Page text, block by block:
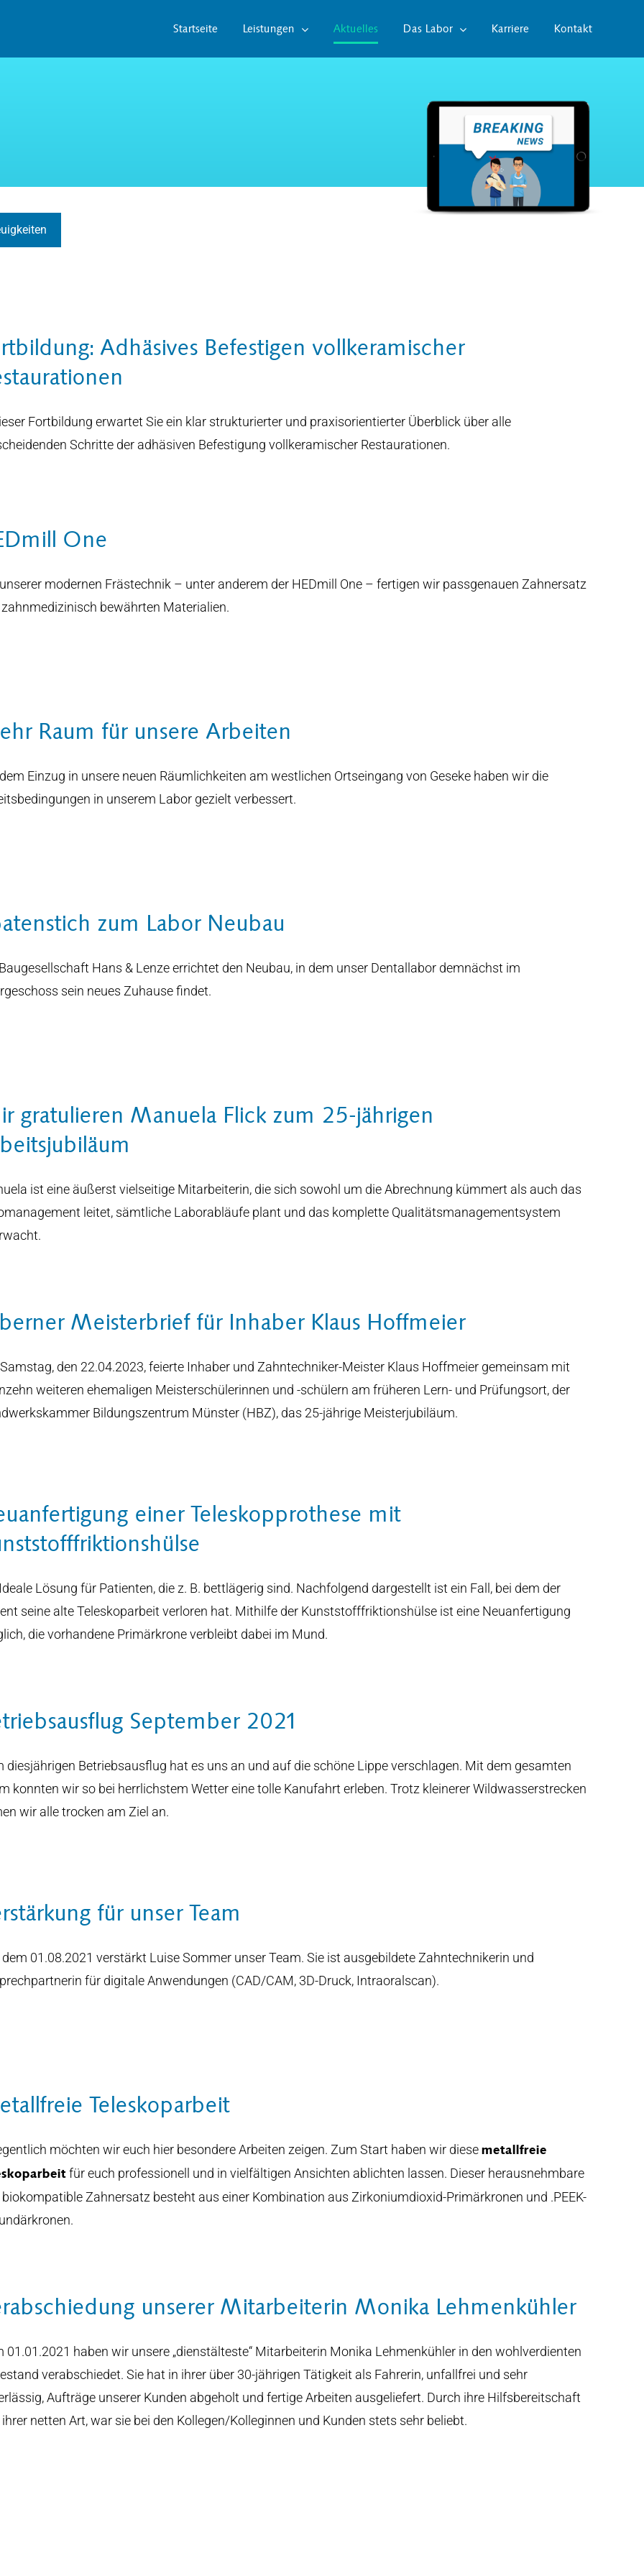
Startseite Leistungen Aktuelles Das Labor Karriere Kontakt
Adhäsives Befestigen vollkeramischer
Fortbildung erwartet Sie ein klar strukturierter und praxisorientierter Überblick über alle
Schritte der adhäsiven Befestigung vollkeramischer Restaurationen.
One
modernen Frästechnik – unter anderem der HEDmill One – fertigen wir passgenauen Zahnersatz
bewährten Materialien.
Raum für unsere Arbeiten
Einzug in unsere neuen Räumlichkeiten am westlichen Ortseingang von Geseke haben wir die
in unserem Labor gezielt verbessert.
zum Labor Neubau
Hans & Lenze errichtet den Neubau, in dem unser Dentallabor demnächst im
sein neues Zuhause findet.
gratulieren Manuela Flick zum 25-jährigen
ist eine äußerst vielseitige Mitarbeiterin, die sich sowohl um die Abrechnung kümmert als auch das
leitet, sämtliche Laborabläufe plant und das komplette Qualitätsmanagementsystem
Meisterbrief für Inhaber Klaus Hoffmeier
den 22.04.2023, feierte Inhaber und Zahntechniker-Meister Klaus Hoffmeier gemeinsam mit
weiteren ehemaligen Meisterschülerinnen und -schülern am früheren Lern- und Prüfungsort, der
Bildungszentrum Münster (HBZ), das 25-jährige Meisterjubiläum.
einer Teleskopprothese mit
Lösung für Patienten, die z. B. bettlägerig sind. Nachfolgend dargestellt ist ein Fall, bei dem der
seine alte Teleskoparbeit verloren hat. Mithilfe der Kunststofffriktionshülse ist eine Neuanfertigung
die vorhandene Primärkrone verbleibt dabei im Mund.
September 2021
diesjährigen Betriebsausflug hat es uns an und auf die schöne Lippe verschlagen. Mit dem gesamten
konnten wir so bei herrlichstem Wetter eine tolle Kanufahrt erleben. Trotz kleinerer Wildwasserstrecken
wir alle trocken am Ziel an.
für unser Team
01.08.2021 verstärkt Luise Sommer unser Team. Sie ist ausgebildete Zahntechnikerin und
für digitale Anwendungen (CAD/CAM, 3D-Druck, Intraoralscan).
Teleskoparbeit
möchten wir euch hier besondere Arbeiten zeigen. Zum Start haben wir diesemetallfreie
für euch professionell und in vielfältigen Ansichten ablichten lassen. Dieser herausnehmbare
biokompatible Zahnersatz besteht aus einer Kombination aus Zirkoniumdioxid-Primärkronen und .PEEK-
unserer Mitarbeiterin Monika Lehmenkühler
01.01.2021 haben wir unsere „dienstälteste“ Mitarbeiterin Monika Lehmenkühler in den wohlverdienten
verabschiedet. Sie hat in ihrer über 30-jährigen Tätigkeit als Fahrerin, unfallfrei und sehr
Aufträge unserer Kunden abgeholt und fertige Arbeiten ausgeliefert. Durch ihre Hilfsbereitschaft
netten Art, war sie bei den Kollegen/Kolleginnen und Kunden stets sehr beliebt.